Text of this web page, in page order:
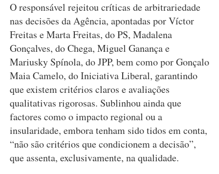
O responsável rejeitou críticas de arbitrariedade
nas decisões da Agência, apontadas por Víctor
Freitas e Marta Freitas, do PS, Madalena
Gonçalves, do Chega, Miguel Ganança e
Mariusky Spínola, do JPP, bem como por Gonçalo
Maia Camelo, do Iniciativa Liberal, garantindo
que existem critérios claros e avaliações
qualitativas rigorosas. Sublinhou ainda que
factores como o impacto regional ou a
insularidade, embora tenham sido tidos em conta,
“não são critérios que condicionem a decisão”,
que assenta, exclusivamente, na qualidade.